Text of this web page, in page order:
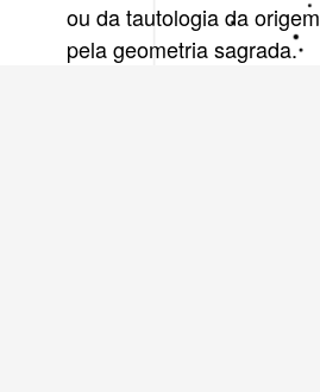
ou da tautologia da origem
pela geometria sagrada.